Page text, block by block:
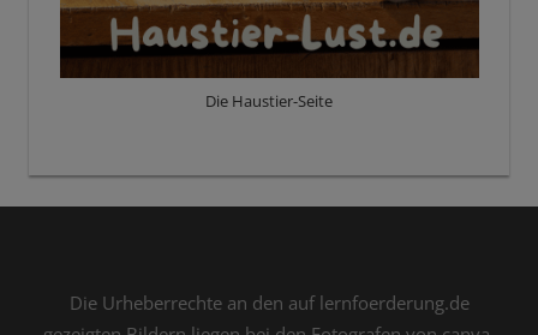
Die Haustier-Seite
Die Urheberrechte an den auf lernfoerderung.de